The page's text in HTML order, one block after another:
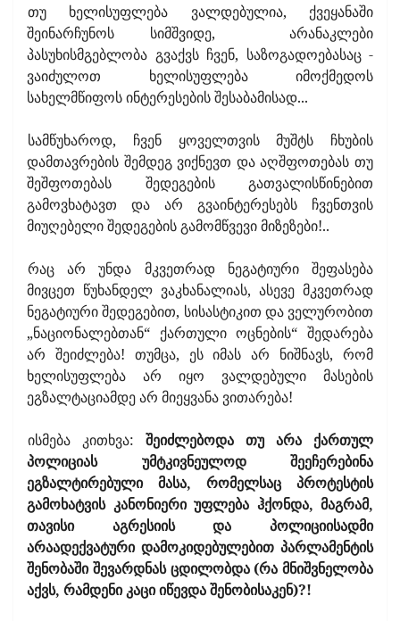
თუ ხელისუფლება ვალდებულია, ქვეყანაში
შეინარჩუნოს სიმშვიდე,
არანაკლები
პასუხისმგებლობა გვაქვს ჩვენ, საზოგადოებასაც -
ვაიძულოთ ხელისუფლება იმოქმედოს
სახელმწიფოს ინტერესების შესაბამისად...
სამწუხაროდ, ჩვენ ყოველთვის მუშტს ჩხუბის
დამთავრების შემდეგ ვიქნევთ და აღშფოთებას თუ
შეშფოთებას შედეგების გათვალისწინებით
გამოვხატავთ და არ გვაინტერესებს ჩვენთვის
მიუღებელი შედეგების გამომწვევი მიზეზები!..
რაც არ უნდა მკვეთრად ნეგატიური შეფასება
მივცეთ წუხანდელ ვაკხანალიას, ასევე მკვეთრად
ნეგატიური შედეგებით, სისასტიკით და ველურობით
„ნაციონალებთან“ ქართული ოცნების“ შედარება
არ შეიძლება! თუმცა, ეს იმას არ ნიშნავს, რომ
ხელისუფლება არ იყო ვალდებული მასების
ეგზალტაციამდე არ მიეყვანა ვითარება!
ისმება კითხვა: შეიძლებოდა თუ არა ქართულ
პოლიციას უმტკივნეულოდ შეეჩერებინა
ეგზალტირებული მასა, რომელსაც პროტესტის
გამოხატვის კანონიერი უფლება ჰქონდა, მაგრამ,
თავისი აგრესიის და პოლიციისადმი
არაადექვატური დამოკიდებულებით პარლამენტის
შენობაში შევარდნას ცდილობდა (რა მნიშვნელობა
აქვს, რამდენი კაცი იწევდა შენობისაკენ)?!